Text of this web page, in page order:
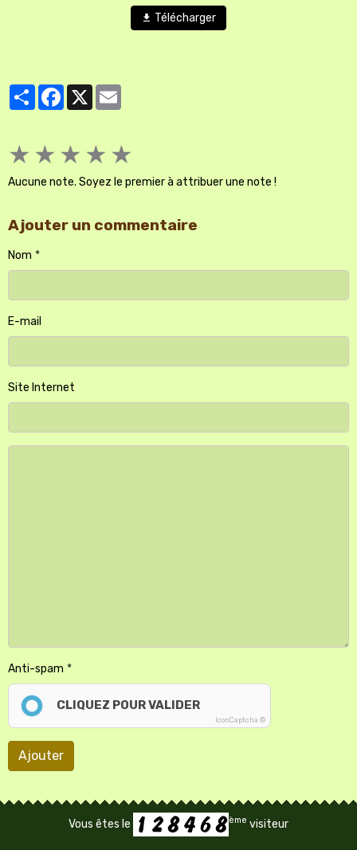
Télécharger
PartagerFacebook
X
★ ★ ★ ★ ★
Aucune note. Soyez le premier à attribuer une note !
Ajouter un commentaire
Nom
E-mail
Site Internet
Anti-spam
CLIQUEZ POUR VALIDER
IconCaptcha ©
Ajouter
Vous êtes le ème visiteur